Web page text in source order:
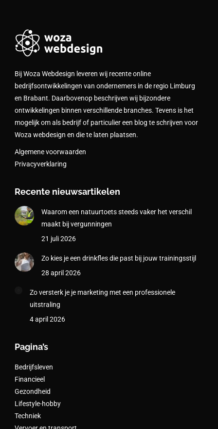
Bij Woza Webdesign leveren wij recente online
bedrijfsontwikkelingen van ondernemers in de regio Limburg
en Brabant. Daarbovenop beschrijven wij bijzondere
ontwikkelingen binnen verschillende branches. Tevens is het
mogelijk om als bedrijf of particulier een blog te schrijven voor
Woza webdesign en die te laten plaatsen.
Algemene voorwaarden
Privacyverklaring
Recente nieuwsartikelen
Waarom een natuurtoets steeds vaker het verschil
maakt bij vergunningen
21 juli 2026
Zo kies je een drinkfles die past bij jouw trainingsstijl
28 april 2026
Zo versterk je je marketing met een professionele
uitstraling
4 april 2026
Pagina’s
Bedrijfsleven
Financieel
Gezondheid
Lifestyle-hobby
Techniek